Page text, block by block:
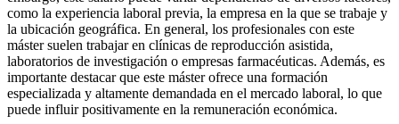
como la experiencia laboral previa, la empresa en la que se trabaje y
la ubicación geográfica. En general, los profesionales con este
máster suelen trabajar en clínicas de reproducción asistida,
laboratorios de investigación o empresas farmacéuticas. Además, es
importante destacar que este máster ofrece una formación
especializada y altamente demandada en el mercado laboral, lo que
puede influir positivamente en la remuneración económica.